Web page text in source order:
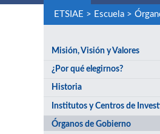
ETSIAE > Escuela>
Misión, Visión y Valores
¿Por qué elegirnos?
Historia
Institutos y Centros de
Órganos de Gobierno